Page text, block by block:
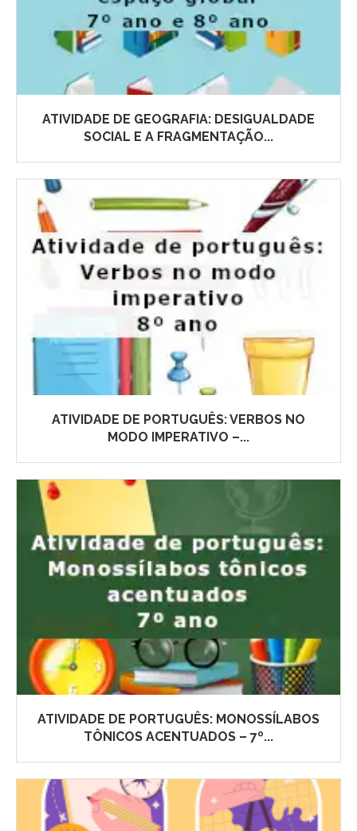
ATIVIDADE DE GEOGRAFIA: DESIGUALDADE
SOCIAL E A FRAGMENTAÇÃO...
ATIVIDADE DE PORTUGUÊS: VERBOS NO
MODO IMPERATIVO –...
ATIVIDADE DE PORTUGUÊS: MONOSSÍLABOS
TÔNICOS ACENTUADOS – 7º...